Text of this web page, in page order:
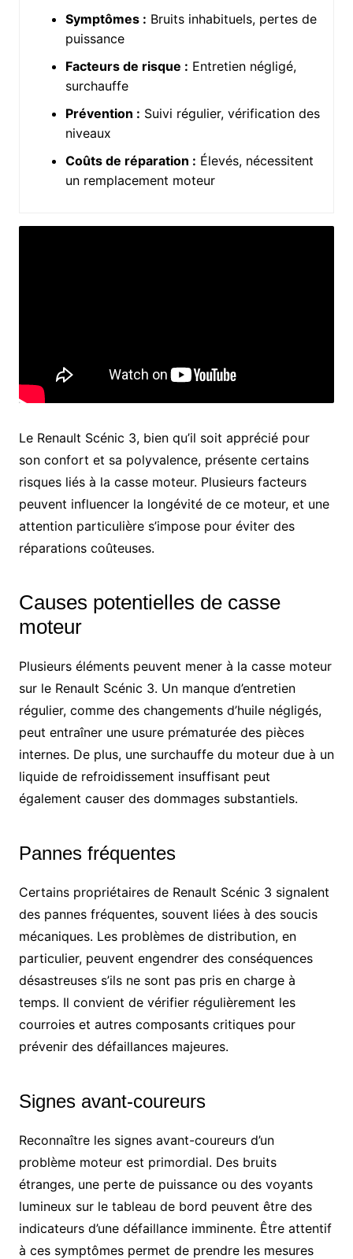
Symptômes : Bruits inhabituels, pertes de
puissance
Facteurs de risque : Entretien négligé,
surchauffe
Prévention : Suivi régulier, vérification des
niveaux
Coûts de réparation : Élevés, nécessitent
un remplacement moteur
Le Renault Scénic 3, bien qu’il soit apprécié pour
son confort et sa polyvalence, présente certains
risques liés à la casse moteur. Plusieurs facteurs
peuvent influencer la longévité de ce moteur, et une
attention particulière s’impose pour éviter des
réparations coûteuses.
Causes potentielles de casse
moteur
Plusieurs éléments peuvent mener à la casse moteur
sur le Renault Scénic 3. Un manque d’entretien
régulier, comme des changements d’huile négligés,
peut entraîner une usure prématurée des pièces
internes. De plus, une surchauffe du moteur due à un
liquide de refroidissement insuffisant peut
également causer des dommages substantiels.
Pannes fréquentes
Certains propriétaires de Renault Scénic 3 signalent
des pannes fréquentes, souvent liées à des soucis
mécaniques. Les problèmes de distribution, en
particulier, peuvent engendrer des conséquences
désastreuses s’ils ne sont pas pris en charge à
temps. Il convient de vérifier régulièrement les
courroies et autres composants critiques pour
prévenir des défaillances majeures.
Signes avant-coureurs
Reconnaître les signes avant-coureurs d’un
problème moteur est primordial. Des bruits
étranges, une perte de puissance ou des voyants
lumineux sur le tableau de bord peuvent être des
indicateurs d’une défaillance imminente. Être attentif
à ces symptômes permet de prendre les mesures